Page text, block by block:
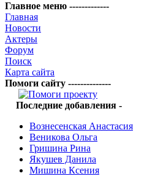
Главное меню -------------
Главная
Новости
Актеры
Форум
Поиск
Карта сайта
Помоги сайту --------------
Последние добавления -
Вознесенская Анастасия
Веникова Ольга
Гришина Рина
Якушев Данила
Мишина Ксения